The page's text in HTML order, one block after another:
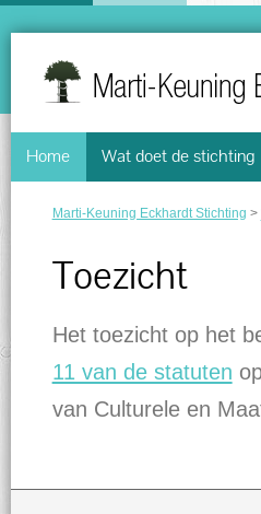
Home Wat doet de stichting
Marti-Keuning Eckhardt Stichting >
Toezicht
Het toezicht op het
11 van de statuten
van Culturele en